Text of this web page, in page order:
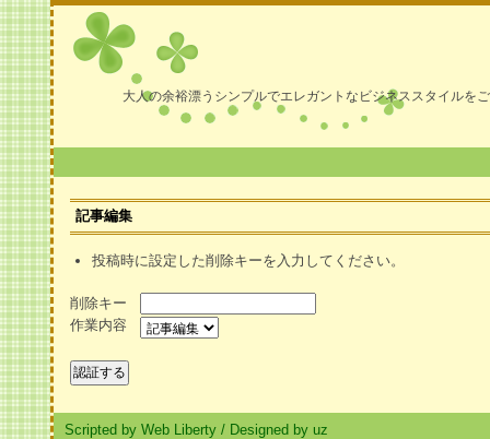
大人の余裕漂うシンプルでエレガントなビジネススタイルを
記事編集
投稿時に設定した削除キーを入力してください。
削除キー
作業内容
Scripted by Web Liberty / Designed by uz